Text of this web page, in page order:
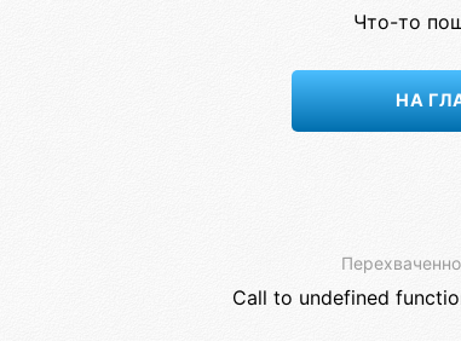
Что-то
НА
Call to undefined